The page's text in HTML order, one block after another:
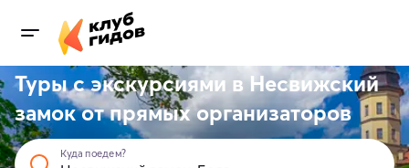
Туры с экскурсиями в Несвижский
замок отпрямыхорганизаторов
Куда поедем?